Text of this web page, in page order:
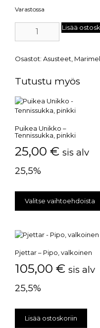
Varastossa
Lisää
Osastot: Asusteet
Tutustu myös
Puikea Unikko –
Tennissukka, pinkki
25,00 € sis alv
25,5%
Valitse vaihtoehdoista
Pjettar – Pipo, valkoinen
105,00 € sis alv
25,5%
Lisää ostoskoriin